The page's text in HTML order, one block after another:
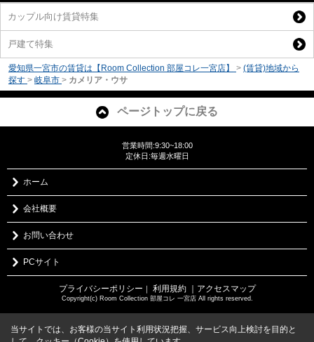
カップル向け賃貸特集
戸建て特集
愛知県一宮市の賃貸は【Room Collection 部屋コレ一宮店】 > (賃貸)地域から
探す > 岐阜市 > カメリア・ウサ
ページトップに戻る
営業時間:9:30~18:00
定休日:毎週水曜日
ホーム
会社概要
お問い合わせ
PCサイト
プライバシーポリシー 利用規約 ｜アクセスマップ
Copyright(c) Room Collection 部屋コレ 一宮店 All rights reserved.
当サイトでは、お客様の当サイト利用状況把握、サービス向上検討を目的と